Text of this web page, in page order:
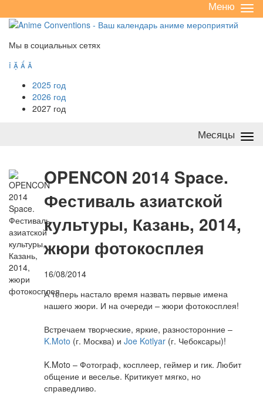
/
Меню
Мы в социальных сетях
   
2025 год
2026 год
2027 год
Месяцы
OPENCON 2014 Space.
Фестиваль азиатской
культуры, Казань, 2014,
жюри фотокосплея
16/08/2014
А теперь настало время назвать первые имена
нашего жюри. И на очереди – жюри фотокосплея!
Встречаем творческие, яркие, разносторонние –
K.Moto (г. Москва) и Joe Kotlyar (г. Чебоксары)!
K.Moto – Фотограф, косплеер, геймер и гик. Любит
общение и веселье. Критикует мягко, но
справедливо.